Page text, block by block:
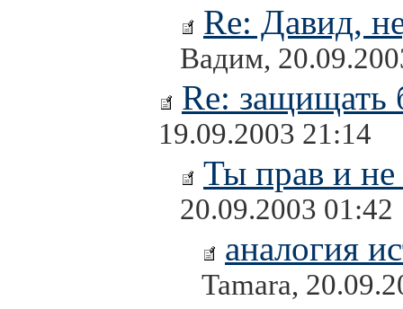
Re: Давид,
Вадим,
Re: защищать
19.09.2003 21:14
Ты прав и не
20.09.2003 01:42
аналогия
Tamara,